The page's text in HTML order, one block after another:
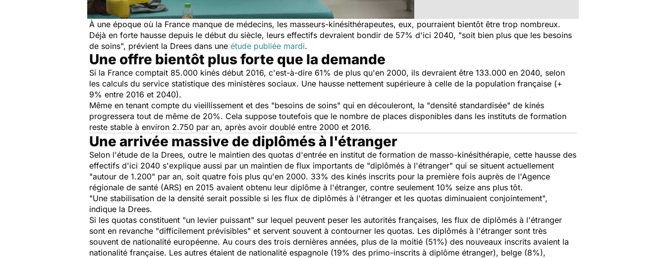
À une époque où la France manque de médecins, les masseurs-kinésithérapeutes, eux, pourraient bientôt être trop nombreux.
Déjà en forte hausse depuis le début du siècle, leurs effectifs devraient bondir de 57% d'ici 2040, "soit bien plus que les besoins
de soins", prévient la Drees dans une étude publiée mardi.
Une offre bientôt plus forte que la demande
Si la France comptait 85.000 kinés début 2016, c'est-à-dire 61% de plus qu'en 2000, ils devraient être 133.000 en 2040, selon
les calculs du service statistique des ministères sociaux. Une hausse nettement supérieure à celle de la population française (+
9% entre 2016 et 2040).
Même en tenant compte du vieillissement et des "besoins de soins" qui en découleront, la "densité standardisée" de kinés
progressera tout de même de 20%. Cela suppose toutefois que le nombre de places disponibles dans les instituts de formation
reste stable à environ 2.750 par an, après avoir doublé entre 2000 et 2016.
Une arrivée massive de diplômés à l'étranger
Selon l'étude de la Drees, outre le maintien des quotas d'entrée en institut de formation de masso-kinésithérapie, cette hausse des
effectifs d'ici 2040 s'explique aussi par un maintien de flux importants de "diplômés à l'étranger" qui se situent actuellement
"autour de 1.200" par an, soit quatre fois plus qu'en 2000. 33% des kinés inscrits pour la première fois auprès de l'Agence
régionale de santé (ARS) en 2015 avaient obtenu leur diplôme à l'étranger, contre seulement 10% seize ans plus tôt.
"Une stabilisation de la densité serait possible si les flux de diplômés à l'étranger et les quotas diminuaient conjointement",
indique la Drees.
Si les quotas constituent "un levier puissant" sur lequel peuvent peser les autorités françaises, les flux de diplômés à l'étranger
sont en revanche "difficilement prévisibles" et servent souvent à contourner les quotas. Les diplômés à l'étranger sont très
souvent de nationalité européenne. Au cours des trois dernières années, plus de la moitié (51%) des nouveaux inscrits avaient la
nationalité française. Les autres étaient de nationalité espagnole (19% des primo-inscrits à diplôme étranger), belge (8%),